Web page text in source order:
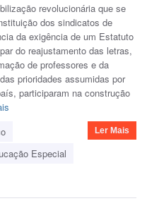
revolucionária que se
dos sindicatos de
da exigência de um Estatuto
do reajustamento das letras,
de professores e da
prioridades assumidas por
participaram na construção
Especial
Ler Mais